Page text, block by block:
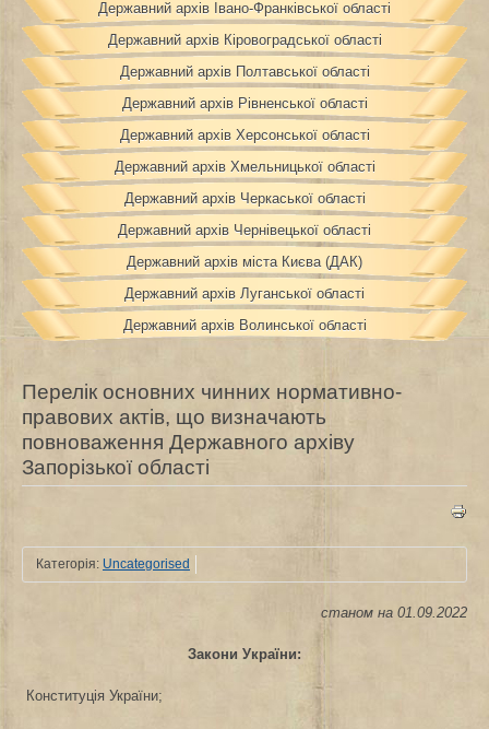
Державний архів Івано-Франківської області
Державний архів Кіровоградської області
Державний архів Полтавської області
Державний архів Рівненської області
Державний архів Херсонської області
Державний архів Хмельницької області
Державний архів Черкаської області
Державний архів Чернівецької області
Державний архів міста Києва (ДАК)
Державний архів Луганської області
Державний архів Волинської області
Перелік основних чинних нормативно-
правових актів, що визначають
повноваження Державного архіву
Запорізької області
Категорія: Uncategorised
станом на 01.09.2022
Закони України:
Конституція України;